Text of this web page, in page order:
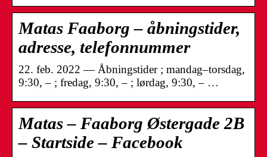
Matas Faaborg – åbningstider,
adresse, telefonnummer
22. feb. 2022 — Åbningstider ; mandag–torsdag,
9:30, – ; fredag, 9:30, – ; lørdag, 9:30, – …
Matas – Faaborg Østergade 2B
– Startside – Facebook